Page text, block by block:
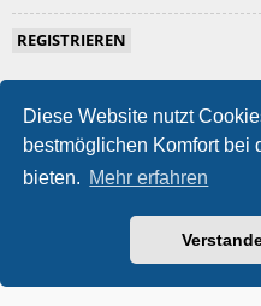
Diese Website nutzt
bestmöglichen Komfort bei
bieten. Mehr erfahren
REGISTRIEREN
Foren-Übersicht
metrolike style byEric Seguin
Datenschutz|